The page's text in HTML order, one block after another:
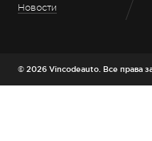
Новости
© 2026 Vincodeauto. Все права